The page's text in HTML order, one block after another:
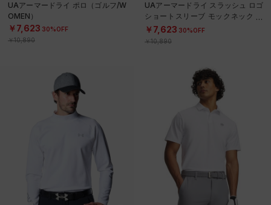
UAアーマードライ ポロ（ゴルフ/W
OMEN）
￥7,623 30%OFF
￥10,890
UAアーマードライ スラッシュ ロゴ
ショートスリーブ モックネック シ
ャツ（ゴルフ/WOMEN）
￥7,623 30%OFF
￥10,890